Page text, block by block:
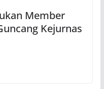
Member
Kejurnas